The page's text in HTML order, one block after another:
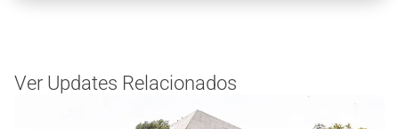
Ver Updates Relacionados